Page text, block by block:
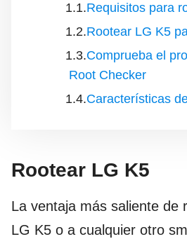
Requisitos para
Rootear LG K5
Comprueba el
Root Checker
Características
Rootear LG K5
La ventaja más saliente de
LG K5 o a cualquier otro